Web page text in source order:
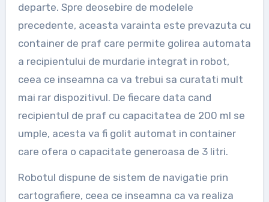
departe. Spre deosebire de modelele
precedente, aceasta varainta este prevazuta cu
container de praf care permite golirea automata
a recipientului de murdarie integrat in robot,
ceea ce inseamna ca va trebui sa curatati mult
mai rar dispozitivul. De fiecare data cand
recipientul de praf cu capacitatea de 200 ml se
umple, acesta va fi golit automat in container
care ofera o capacitate generoasa de 3 litri.
Robotul dispune de sistem de navigatie prin
cartografiere, ceea ce inseamna ca va realiza